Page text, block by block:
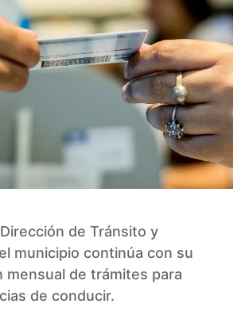
de Tránsito y
municipio continúa con su
mensual de trámites para
de conducir.